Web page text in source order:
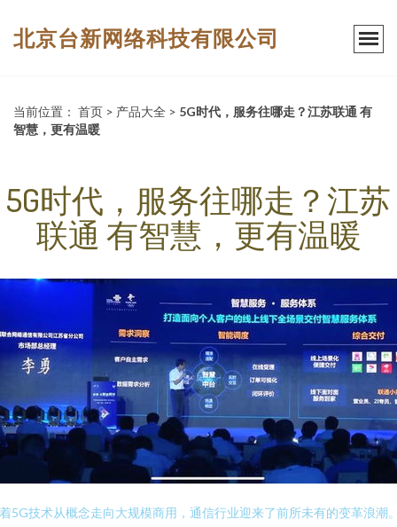
北京台新网络科技有限公司
当前位置： 首页 > 产品大全 > 5G时代，服务往哪走？江苏联通 有
智慧，更有温暖
5G时代，服务往哪走？江苏
联通 有智慧，更有温暖
5G技术从概念走向大规模商用，通信行业迎来了前所未有的变革浪潮